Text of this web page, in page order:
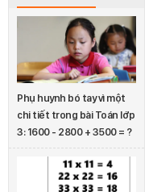
Phụ huynh bó tay vì một
chi tiết trong bài Toán lớp
3: 1600 - 2800 + 3500 = ?